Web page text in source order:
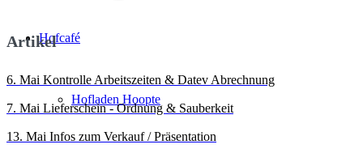
Hofcafé
Hofladen Hoopte
Artikel
6. Mai Kontrolle Arbeitszeiten & Datev Abrechnung
7. Mai Lieferschein - Ordnung & Sauberkeit
13. Mai Infos zum Verkauf / Präsentation